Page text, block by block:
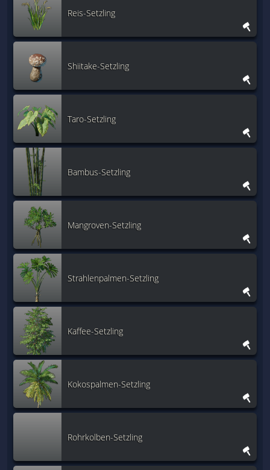
Reis-Setzling
Shiitake-Setzling
Taro-Setzling
Bambus-Setzling
Mangroven-Setzling
Strahlenpalmen-Setzling
Kaffee-Setzling
Kokospalmen-Setzling
Rohrkolben-Setzling